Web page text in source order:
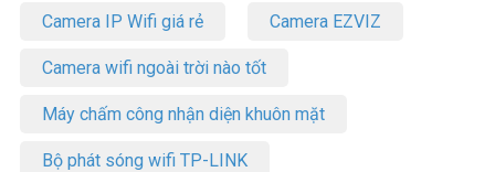
Camera IP Wifi giá rẻ Camera EZVIZ
Camera wifi ngoài trời nào tốt
Máy chấm công nhận diện khuôn mặt
Bộ phát sóng wifi TP-LINK